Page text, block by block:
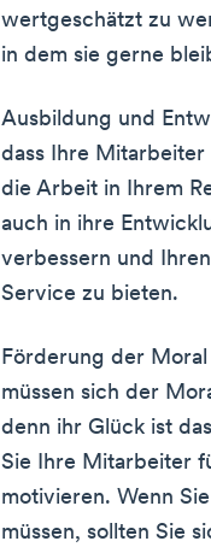
wertgeschätzt zu
in dem sie gerne
Ausbildung und
dass Ihre
die Arbeit in Ihrem
auch in ihre
verbessern und
Service zu bieten.
Förderung der
müssen sich der
denn ihr Glück ist
Sie Ihre Mitarbeiter
motivieren. Wenn
müssen, sollten Sie